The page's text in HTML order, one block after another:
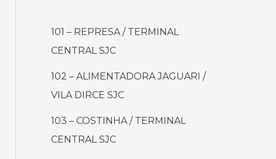
101 – REPRESA / TERMINAL
CENTRAL SJC
102 – ALIMENTADORA JAGUARI /
VILA DIRCE SJC
103 – COSTINHA / TERMINAL
CENTRAL SJC